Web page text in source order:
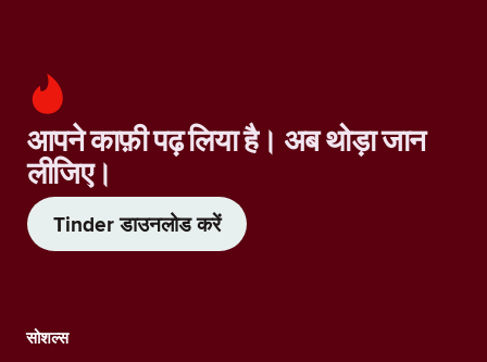
आपने काफ़ी पढ़ लिया है। अब थोड़ा जान
लीजिए।
Tinder डाउनलोड करें
सोशल्स